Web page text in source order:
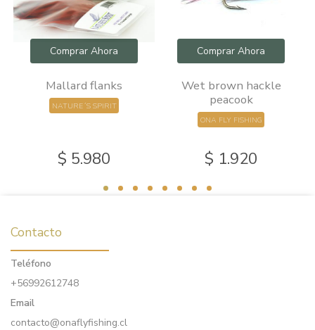
Comprar Ahora
Mallard flanks
NATURE´S SPIRIT
$ 5.980
Comprar Ahora
Wet brown hackle
peacook
ONA FLY FISHING
$ 1.920
Contacto
Teléfono
+56992612748
Email
contacto@onaflyfishing.cl